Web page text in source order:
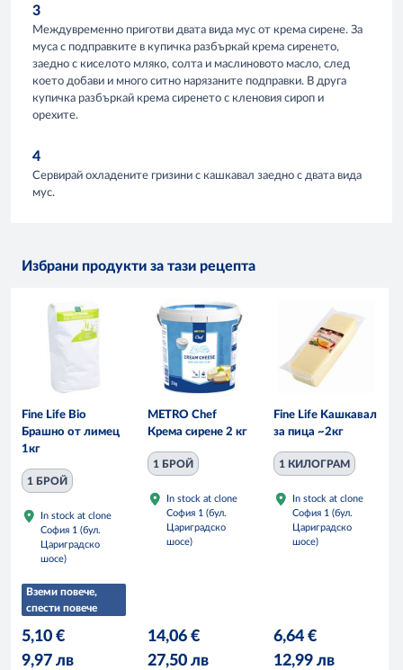
3
Междувременно приготви двата вида мус от крема сирене. За
муса с подправките в купичка разбъркай крема сиренето,
заедно с киселото мляко, солта и маслиновото масло, след
което добави и много ситно нарязаните подправки. В друга
купичка разбъркай крема сиренето с кленовия сироп и
орехите.
4
Сервирай охладените гризини с кашкавал заедно с двата вида
мус.
Избрани продукти за тази рецепта
Fine Life Bio
Брашно от лимец
1кг
1 БРОЙ
In stock at clone
София 1 (бул.
Цариградско
шосе)
Вземи повече,
спести повече
5,10 €
9,97 лв
METRO Chef
Крема сирене 2 кг
1 БРОЙ
In stock at clone
София 1 (бул.
Цариградско
шосе)
14,06 €
27,50 лв
Fine Life Kашкавал
за пица ~2кг
1 КИЛОГРАМ
In stock at clone
София 1 (бул.
Цариградско
шосе)
6,64 €
12,99 лв